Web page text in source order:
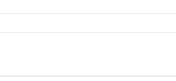
V
i